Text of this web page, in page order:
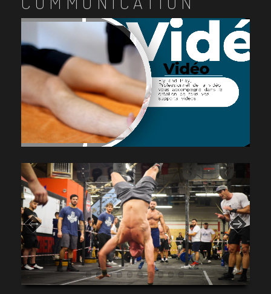
Item 1
Item 2
Item 3
Item 4
Item 5
Item 6
Item 7
Item 8
Item 9
Item 10